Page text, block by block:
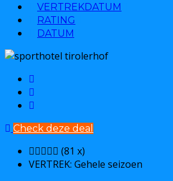
VERTREKDATUM
RATING
DATUM
Check deze deal
(81 x)
VERTREK: Gehele seizoen